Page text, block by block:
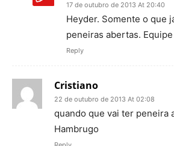
17 de outubro de 2013 At 20:40
Heyder. Somente o que
peneiras abertas. Equipe
Reply
Cristiano
22 de outubro de 2013 At 02:08
quando que vai ter peneira
Hambrugo